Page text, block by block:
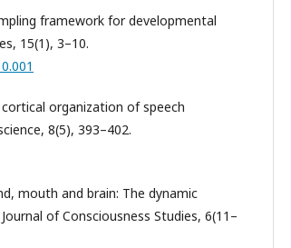
framework for developmental
15(1), 3–10.
cortical organization of speech
8(5), 393–402.
mouth and brain: The dynamic
of Consciousness Studies, 6(11–